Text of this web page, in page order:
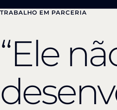
TRABALHO EM PARCERIA
“Ele